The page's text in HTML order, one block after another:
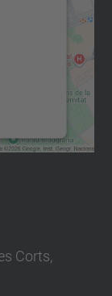
Corts,